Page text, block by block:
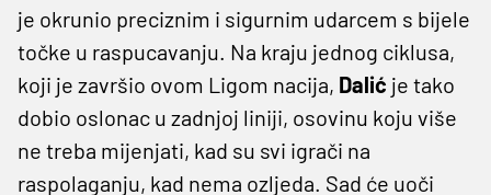
je okrunio preciznim i sigurnim udarcem s bijele
točke u raspucavanju. Na kraju jednog ciklusa,
koji je završio ovom Ligom nacija, Dalić je tako
dobio oslonac u zadnjoj liniji, osovinu koju više
ne treba mijenjati, kad su svi igrači na
raspolaganju, kad nema ozljeda. Sad će uoči